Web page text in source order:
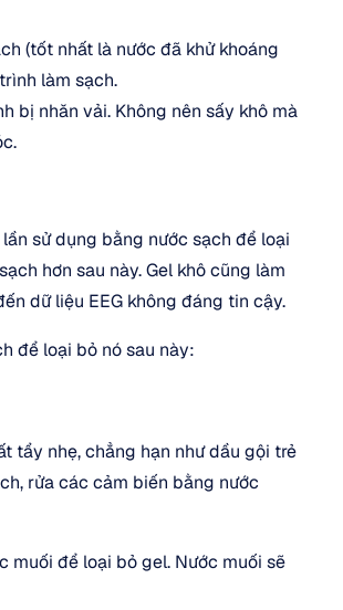
(tốt nhất là nước đã khử khoáng
làm sạch.
bị nhăn vải. Không nên sấy khô mà
sử dụng bằng nước sạch để loại
hơn sau này. Gel khô cũng làm
dữ liệu EEG không đáng tin cậy.
để loại bỏ nó sau này:
tẩy nhẹ, chẳng hạn như dầu gội trẻ
rửa các cảm biến bằng nước
muối để loại bỏ gel. Nước muối sẽ